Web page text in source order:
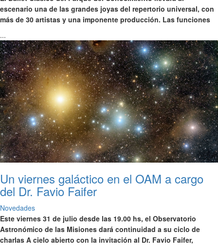
escenario una de las grandes joyas del repertorio universal, con
más de 30 artistas y una imponente producción. Las funciones
...
Un viernes galáctico en el OAM a cargo
del Dr. Favio Faifer
Novedades
Este viernes 31 de julio desde las 19.00 hs, el Observatorio
Astronómico de las Misiones dará continuidad a su ciclo de
charlas A cielo abierto con la invitación al Dr. Favio Faifer,